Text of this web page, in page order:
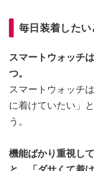
毎日装着した
スマートウォッチ
つ。
スマートウォッチ
に着けていたい」
う。
機能ばかり重視し